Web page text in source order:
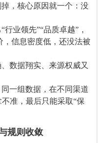
，核心原因就一个：没
业领先”“品质卓越”，
信息密度低，还没法被
数据翔实、来源权威又
一组数据，在不同渠道
准，最后只能采取“保
规则收敛